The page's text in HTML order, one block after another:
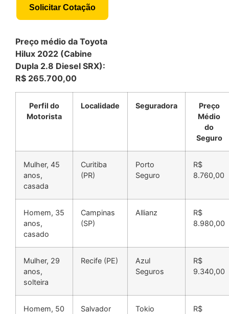
Solicitar Cotação
Preço médio da Toyota
Hilux 2022 (Cabine
Dupla 2.8 Diesel SRX):
R$ 265.700,00
Perfil do
Motorista
Localidade Seguradora
Preço
Médio
do
Seguro
Mulher, 45
anos,
casada
Curitiba
(PR)
Porto
Seguro
R$
8.760,00
Homem, 35
anos,
casado
Campinas
(SP)
Allianz
R$
8.980,00
Mulher, 29
anos,
solteira
Recife (PE)
Azul
Seguros
R$
9.340,00
Homem, 50
Salvador
Tokio
R$